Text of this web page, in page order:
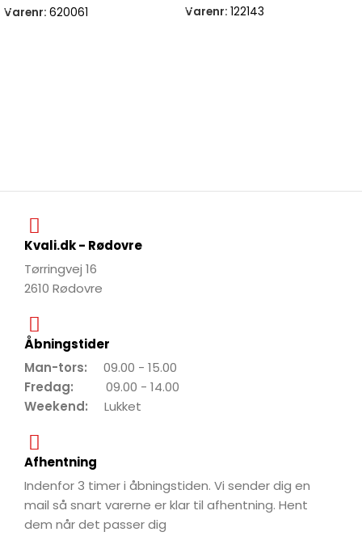
Varenr: 620061
Varenr: 122143
Kvali.dk - Rødovre
Tørringvej 16
2610 Rødovre
Åbningstider
Man-tors: 09.00 - 15.00
Fredag: 09.00 - 14.00
Weekend: Lukket
Afhentning
Indenfor 3 timer i åbningstiden. Vi sender dig en
mail så snart varerne er klar til afhentning. Hent
dem når det passer dig